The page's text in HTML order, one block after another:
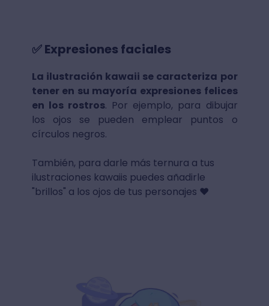
✅ Expresiones faciales
La ilustración kawaii se caracteriza por
tener en su mayoría expresiones felices
en los rostros. Por ejemplo, para dibujar
los ojos se pueden emplear puntos o
círculos negros.
También, para darle más ternura a tus
ilustraciones kawaiis puedes añadirle
"brillos" a los ojos de tus personajes ♥